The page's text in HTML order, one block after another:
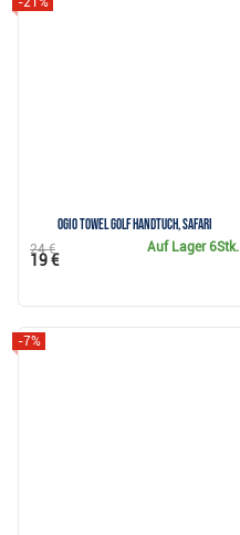
Ogio Towel Golf Handtuch, safari
Auf Lager6Stk.
24 €
19 €
-7%